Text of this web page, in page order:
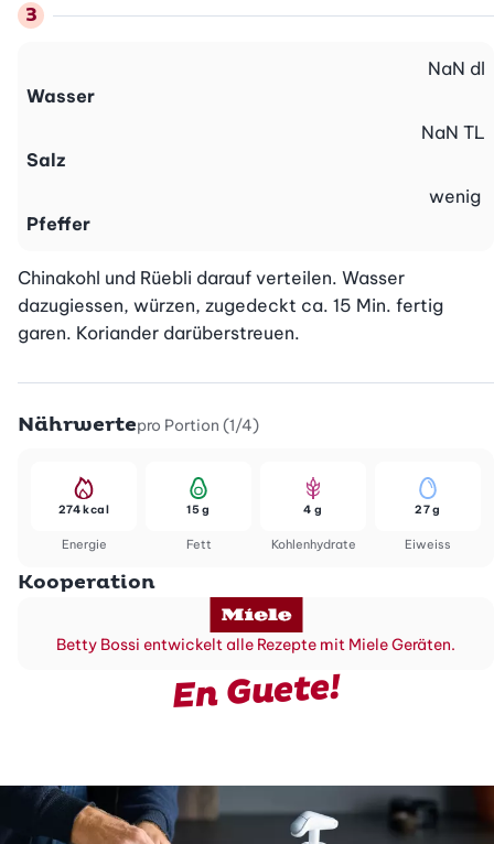
Wasser
NaN dl
Salz
NaN TL
Pfeffer
wenig
Chinakohl und Rüebli darauf verteilen. Wasser
dazugiessen, würzen, zugedeckt ca. 15 Min. fertig
garen. Koriander darüberstreuen.
Nährwertepro Portion (1/4)
Energie
274 kcal
Fett
15 g
Kohlenhydrate
4 g
Eiweiss
27 g
Kooperation
Betty Bossi entwickelt alle Rezepte mit Miele Geräten.
En Guete!